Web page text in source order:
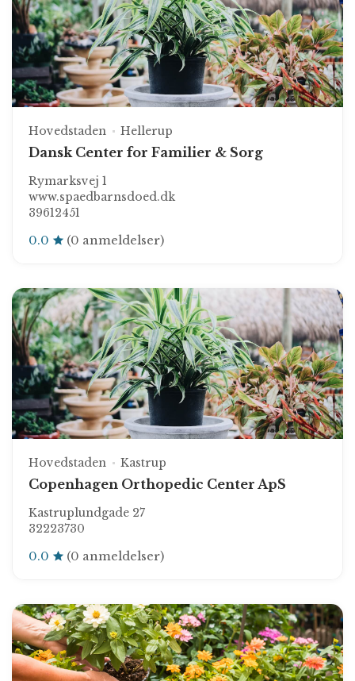
Hovedstaden Hellerup
Dansk Center for Familier & Sorg
Rymarksvej 1
www.spaedbarnsdoed.dk
39612451
0.0 (0 anmeldelser)
Hovedstaden Kastrup
Copenhagen Orthopedic Center ApS
Kastruplundgade 27
32223730
0.0 (0 anmeldelser)